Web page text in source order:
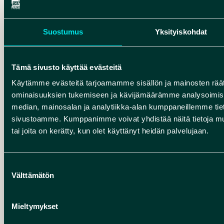
Suostumus Yksityiskohdat
Tämä sivusto käyttää evästeitä
Käytämme evästeitä tarjoamamme sisällön ja mainosten
ominaisuuksien tukemiseen ja kävijämäärämme
median, mainosalan ja analytiikka-alan kumppaneillemme
sivustoamme. Kumppanimme voivat yhdistää näitä tietoja
tai joita on kerätty, kun olet käyttänyt heidän palvelujaan.
valinta
Välttämätön
Mieltymykset
ROKUA UNESCO GLOBAL VAALA
Jääkauden jäljillä – Järven tarina rengasreitti
JÄÄKAUDEN JÄLJILLÄ -
JOKILAAKSON TARINA